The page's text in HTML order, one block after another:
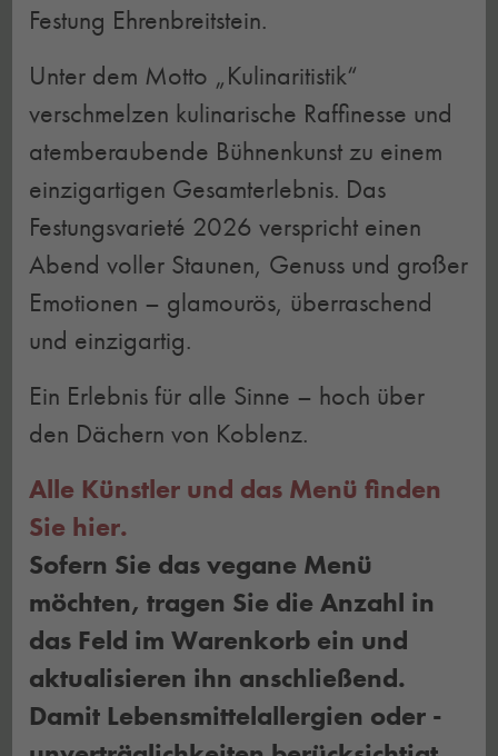
Festung Ehrenbreitstein.
Unter dem Motto „Kulinaritistik“
verschmelzen kulinarische Raffinesse und
atemberaubende Bühnenkunst zu einem
einzigartigen Gesamterlebnis. Das
Festungsvarieté 2026 verspricht einen
Abend voller Staunen, Genuss und großer
Emotionen – glamourös, überraschend
und einzigartig.
Ein Erlebnis für alle Sinne – hoch über
den Dächern von Koblenz.
Alle Künstler und das Menü finden
Sie hier.
Sofern Sie das vegane Menü
möchten, tragen Sie die Anzahl in
das Feld im Warenkorb ein und
aktualisieren ihn anschließend.
Damit Lebensmittelallergien oder -